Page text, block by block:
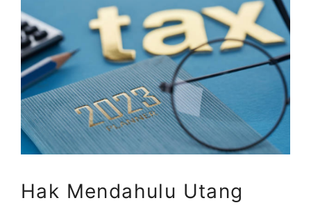
Hak Mendahulu Utang